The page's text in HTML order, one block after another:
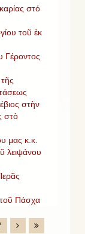
στό
τοῦ ἐκ
Γέροντος
στὴν
στὸ
μας κ.κ.
λειψάνου
Πάσχα